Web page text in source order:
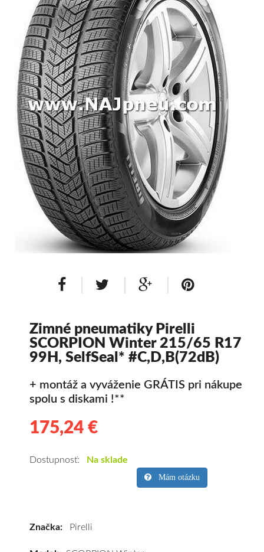
Dodávkové + malé úžitkové
Celoročné pneumatiky
Osobné/crossover + malé úžitkové
SUV/crossover + OFFRoad-ové
Dodávkové + malé úžitkové
Disky
Hliníkové / ALU disky / Elektróny
Plechové
Puklice na kolesá Kontakt Blog
Zimné pneumatiky Pirelli
SCORPION Winter 215/65 R17
99H, SelfSeal* #C,D,B(72dB)
+ montáž a vyváženie GRÁTIS pri nákupe
spolu s diskami !**
175,24 €
pneumatiky
SUV/crossover
Dostupnosť: Na sklade
Mám otázku
Značka: Pirelli